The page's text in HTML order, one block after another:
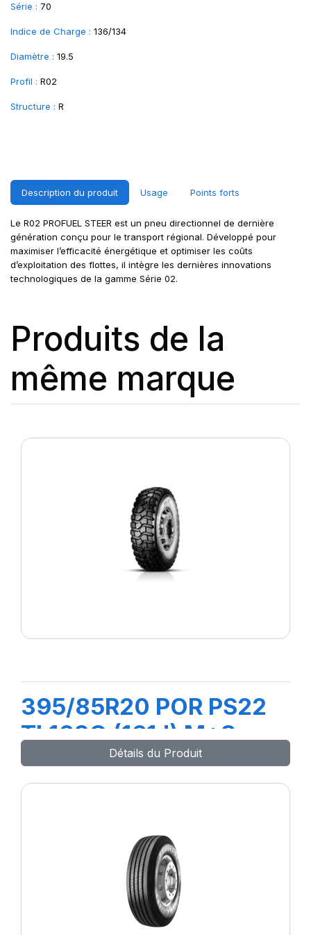
Série : 70
Indice de Charge : 136/134
Diamètre : 19.5
Profil : R02
Structure : R
Description du produit Usage Points forts
Le R02 PROFUEL STEER est un pneu directionnel de dernière
génération conçu pour le transport régional. Développé pour
maximiser l’efficacité énergétique et optimiser les coûts
d’exploitation des flottes, il intègre les dernières innovations
technologiques de la gamme Série 02.
Produits de la
même marque
395/85R20 POR PS22
TL168G (161J) M+S
Détails du Produit